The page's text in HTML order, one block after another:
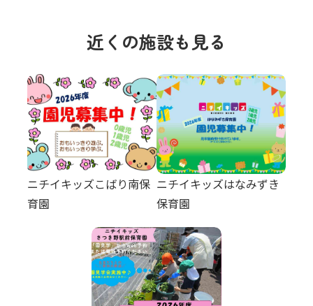
近くの施設も見る
ニチイキッズこばり南保
育園
ニチイキッズはなみずき
保育園